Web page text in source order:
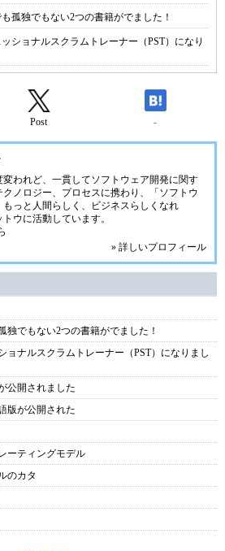
孤独でもない2つの書籍がでました！
ショナルスクラムトレーナー（PST）になり
Post -
変われど、一貫してソフトウェア開発に関す
クノロジー、プロセスに携わり、「ソフトウ
もっと人間らしく、ビジネスらしくなれ
ウに活動しています。
» 詳しいプロフィール
独でもない2つの書籍がでました！
ョナルスクラムトレーナー（PST）になりまし
公開されました
版が公開された
ーティングモデル
のカタ